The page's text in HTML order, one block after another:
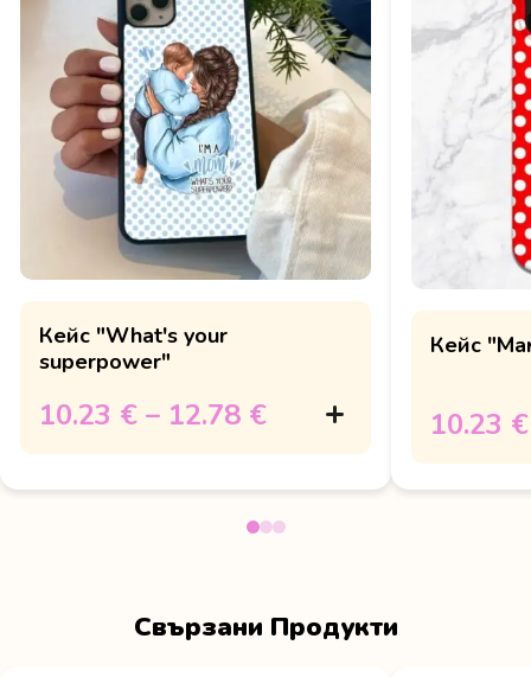
Кейс "What's your
superpower"
10.23 € – 12.78 €
Кейс
10.23 €
Свързани Продукти